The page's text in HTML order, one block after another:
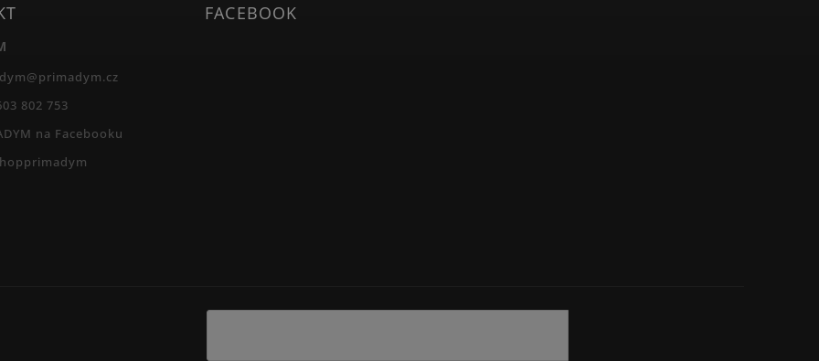
@primadym.cz
802 753
na Facebooku
FACEBOOK